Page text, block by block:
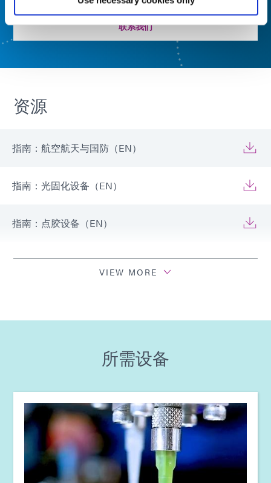
联系我们
资源
指南：航空航天与国防（EN）
指南：光固化设备（EN）
指南：点胶设备（EN）
指南：点胶设备（欧洲|EN）
指南：光固化设备（亚洲|EN）
指南：点胶设备（亚洲|EN）
VIEW MORE
所需设备